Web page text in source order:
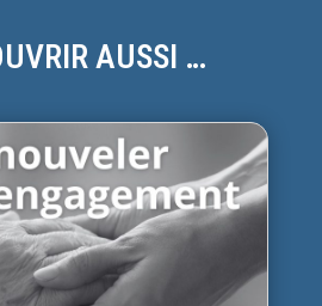
AUSSI …